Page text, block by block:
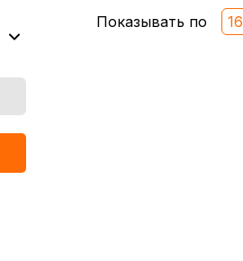
Показывать по 16